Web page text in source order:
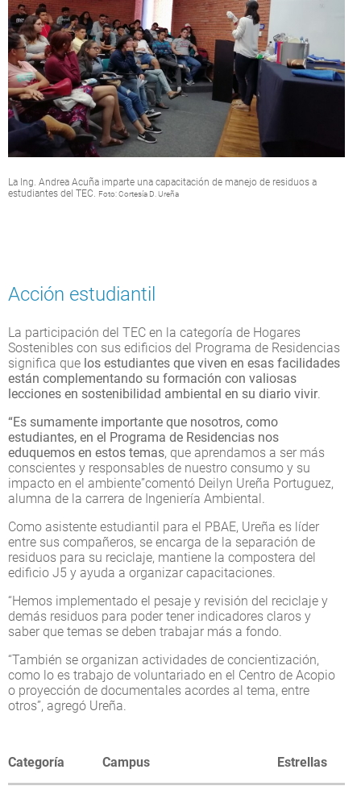
La Ing. Andrea Acuña imparte una capacitación de manejo de residuos a
estudiantes del TEC.
Foto: Cortesía D. Ureña
Acción estudiantil
La participación del TEC en la categoría de Hogares
Sostenibles con sus edificios del Programa de Residencias
significa que los estudiantes que viven en esas facilidades
están complementando su formación con valiosas
lecciones en sostenibilidad ambiental en su diario vivir.
“Es sumamente importante que nosotros, como
estudiantes, en el Programa de Residencias nos
eduquemos en estos temas, que aprendamos a ser más
conscientes y responsables de nuestro consumo y su
impacto en el ambiente”comentó Deilyn Ureña Portuguez,
alumna de la carrera de Ingeniería Ambiental.
Como asistente estudiantil para el PBAE, Ureña es líder
entre sus compañeros, se encarga de la separación de
residuos para su reciclaje, mantiene la compostera del
edificio J5 y ayuda a organizar capacitaciones.
“Hemos implementado el pesaje y revisión del reciclaje y
demás residuos para poder tener indicadores claros y
saber que temas se deben trabajar más a fondo.
“También se organizan actividades de concientización,
como lo es trabajo de voluntariado en el Centro de Acopio
o proyección de documentales acordes al tema, entre
otros”, agregó Ureña.
Categoría Campus Estrellas